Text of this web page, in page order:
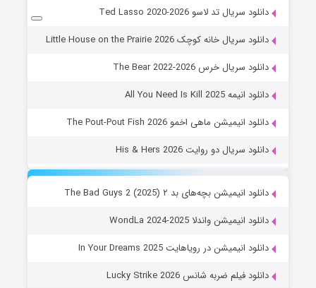
دانلود سریال تد لاسو Ted Lasso 2020-2026
دانلود سریال خانه کوچک Little House on the Prairie 2026
دانلود سریال خرس The Bear 2022-2026
دانلود انیمه All You Need Is Kill 2025
دانلود انیمیشن ماهی اخمو The Pout-Pout Fish 2026
دانلود سریال دو روایت His & Hers 2026
دانلود انیمیشن بچه‌های بد ۲ The Bad Guys 2 (2025)
دانلود انیمیشن واندلا WondLa 2024-2025
دانلود انیمیشن در رویاهایت In Your Dreams 2025
دانلود فیلم ضربه شانس Lucky Strike 2026